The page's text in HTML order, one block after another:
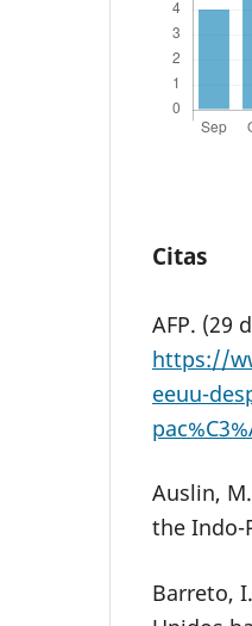
Citas
AFP. (29
https://
eeuu-
Auslin,
the Indo-
Barreto,